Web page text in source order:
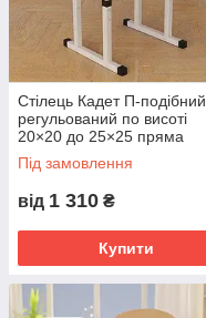
Стілець Кадет П-подібний
регульований по висоті
20×20 до 25×25 пряма
фанера
Під замовлення
від 1 310 ₴
Купити